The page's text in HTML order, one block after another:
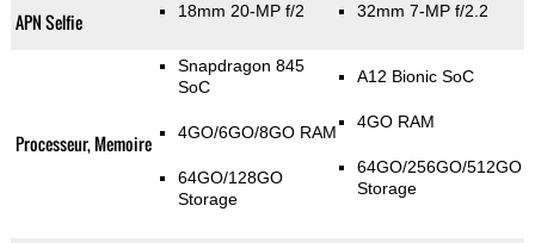
APN Selfie 18mm 20-MP f/2 32mm 7-MP f/2.2
Processeur, Memoire
Snapdragon 845
SoC
4GO/6GO/8GO RAM
64GO/128GO
Storage
A12 Bionic SoC
4GO RAM
64GO/256GO/512GO
Storage